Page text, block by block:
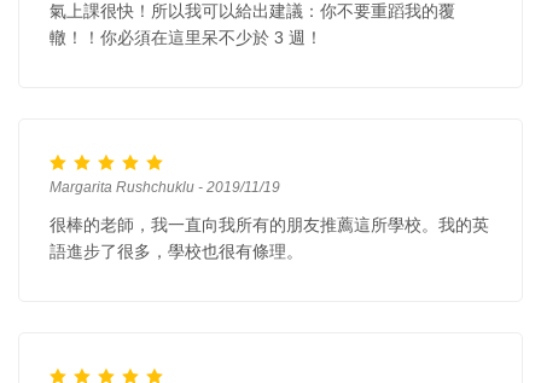
氣上課很快！所以我可以給出建議：你不要重蹈我的覆
轍！！你必須在這里呆不少於 3 週！
Margarita Rushchuklu - 2019/11/19
很棒的老師，我一直向我所有的朋友推薦這所學校。我的英
語進步了很多，學校也很有條理。